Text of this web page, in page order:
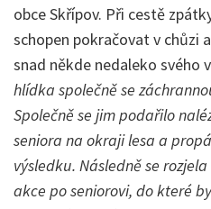
obce Skřípov. Při cestě
schopen pokračovat v chůzi
snad někde nedaleko svého
hlídka společně se
Společně se jim podařilo
seniora na okraji lesa a
výsledku. Následně se
akce po seniorovi, do které